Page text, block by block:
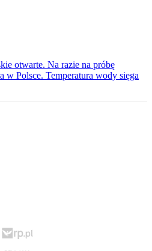
otwarte. Na razie na próbę
w Polsce. Temperatura wody sięga